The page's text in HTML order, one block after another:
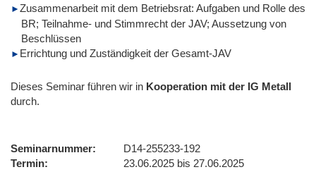
Zusammenarbeit mit dem Betriebsrat: Aufgaben und Rolle des
BR; Teilnahme- und Stimmrecht der JAV; Aussetzung von
Beschlüssen
Errichtung und Zuständigkeit der Gesamt-JAV
Dieses Seminar führen wir in Kooperation mit der IG Metall
durch.
Seminarnummer
D14-255233-192
Termin
23.06.2025 bis 27.06.2025